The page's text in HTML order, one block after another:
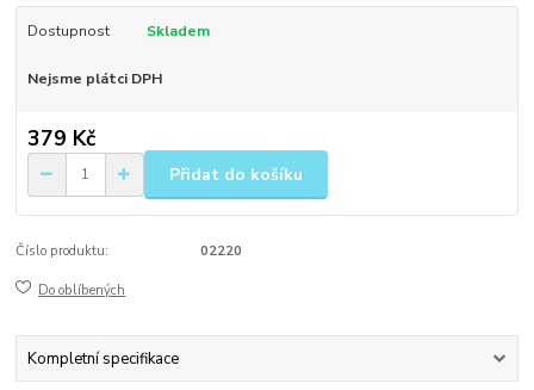
Dostupnost Skladem
Nejsme plátci DPH
379 Kč
Přidat do košíku
Číslo produktu: 02220
Do oblíbených
Kompletní specifikace